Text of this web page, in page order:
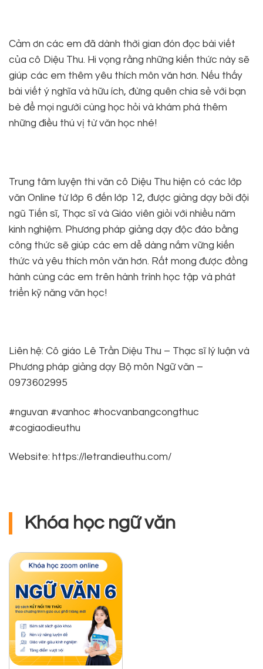
Cảm ơn các em đã dành thời gian đón đọc bài viết
của cô Diệu Thu. Hi vọng rằng những kiến thức này sẽ
giúp các em thêm yêu thích môn văn hơn. Nếu thấy
bài viết ý nghĩa và hữu ích, đừng quên chia sẻ với bạn
bè để mọi người cùng học hỏi và khám phá thêm
những điều thú vị từ văn học nhé!
Trung tâm luyện thi văn cô Diệu Thu hiện có các lớp
văn Online từ lớp 6 đến lớp 12, được giảng dạy bởi đội
ngũ Tiến sĩ, Thạc sĩ và Giáo viên giỏi với nhiều năm
kinh nghiệm. Phương pháp giảng dạy độc đáo bằng
công thức sẽ giúp các em dễ dàng nắm vững kiến
thức và yêu thích môn văn hơn. Rất mong được đồng
hành cùng các em trên hành trình học tập và phát
triển kỹ năng văn học!
Liên hệ: Cô giáo Lê Trần Diệu Thu – Thạc sĩ lý luận và
Phương pháp giảng dạy Bộ môn Ngữ văn –
0973602995
#nguvan #vanhoc #hocvanbangcongthuc
#cogiaodieuthu
Website: https://letrandieuthu.com/
Khóa học ngữ văn